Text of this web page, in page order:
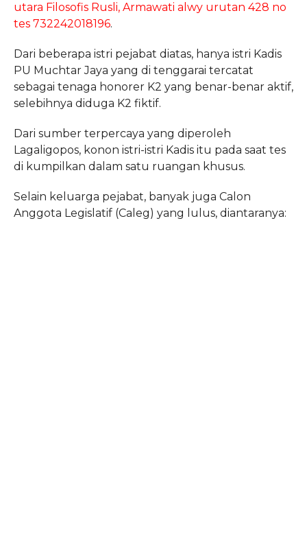
utara Filosofis Rusli, Armawati alwy urutan 428 no
tes 732242018196.
Dari beberapa istri pejabat diatas, hanya istri Kadis
PU Muchtar Jaya yang di tenggarai tercatat
sebagai tenaga honorer K2 yang benar-benar aktif,
selebihnya diduga K2 fiktif.
Dari sumber terpercaya yang diperoleh
Lagaligopos, konon istri-istri Kadis itu pada saat tes
di kumpilkan dalam satu ruangan khusus.
Selain keluarga pejabat, banyak juga Calon
Anggota Legislatif (Caleg) yang lulus, diantaranya: